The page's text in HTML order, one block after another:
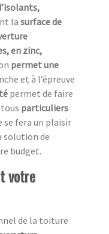
lasurface de
en zinc,
permet une
et à l’épreuve
permet de faire
particuliers
se fera un plaisir
solution de
budget.
votre
de la toiture